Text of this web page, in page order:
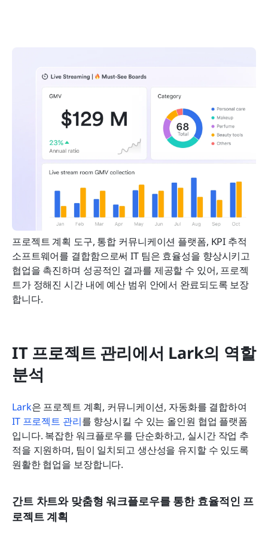
프로젝트 계획 도구, 통합 커뮤니케이션 플랫폼, KPI 추적
소프트웨어를 결합함으로써 IT 팀은 효율성을 향상시키고
협업을 촉진하며 성공적인 결과를 제공할 수 있어, 프로젝
트가 정해진 시간 내에 예산 범위 안에서 완료되도록 보장
합니다.
IT 프로젝트 관리에서 Lark의 역할
분석
Lark
IT 프로젝트 관리를 향상시킬 수 있는 올인원 협업 플랫폼
입니다. 복잡한 워크플로우를 단순화하고, 실시간 작업 추
적을 지원하며, 팀이 일치되고 생산성을 유지할 수 있도록
원활한 협업을 보장합니다.
간트 차트와 맞춤형 워크플로우를 통한 효율적인 프
로젝트 계획